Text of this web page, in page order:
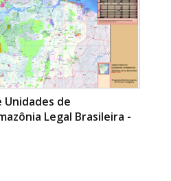
Unidades de
Legal Brasileira -